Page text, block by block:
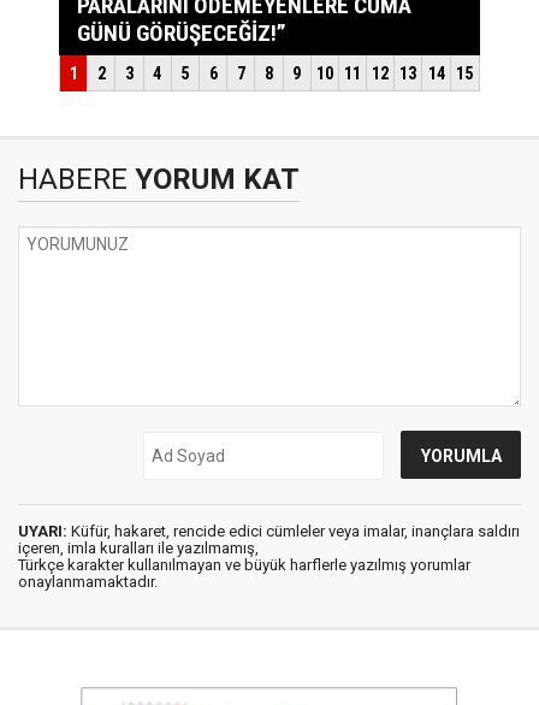
HABERE YORUM KAT
UYARI: Küfür, hakaret, rencide edici cümleler veya imalar, inançlara saldırı
içeren, imla kuralları ile yazılmamış,
Türkçe karakter kullanılmayan ve büyük harflerle yazılmış yorumlar
onaylanmamaktadır.